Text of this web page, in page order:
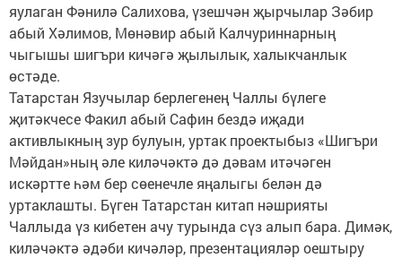
яулаган Фәнилә Салихова, үзешчән җырчылар Зәбир
абый Хәлимов, Мөнәвир абый Калчуриннарның
чыгышы шигъри кичәгә җылылык, халыкчанлык
өстәде.
Татарстан Язучылар берлегенең Чаллы бүлеге
җитәкчесе Факил абый Сафин бездә иҗади
активлыкның зур булуын, уртак проектыбыз «Шигъри
Мәйдан»ның әле киләчәктә дә дәвам итәчәген
искәртте һәм бер сөенечле яңалыгы белән дә
уртаклашты. Бүген Татарстан китап нәшрияты
Чаллыда үз кибетен ачу турында сүз алып бара. Димәк,
киләчәктә әдәби кичәләр, презентацияләр оештыру